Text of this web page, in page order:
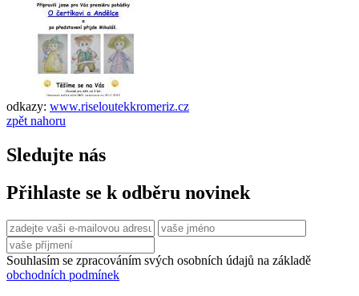
odkazy: www.riseloutekkromeriz.cz
zpět nahoru
Sledujte nás
Přihlaste se k odběru novinek
Souhlasím se zpracováním svých osobních údajů na základě
obchodních podmínek